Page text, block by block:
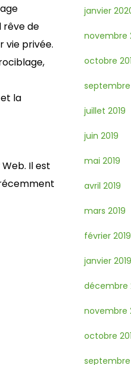
rêve de
vie privée.
la
Il est
janvier
novembre
octobre
septembre
juillet 2019
juin 2019
mai 2019
avril 2019
mars 2019
février 2019
janvier 2019
décembre
novembre
octobre
septembre